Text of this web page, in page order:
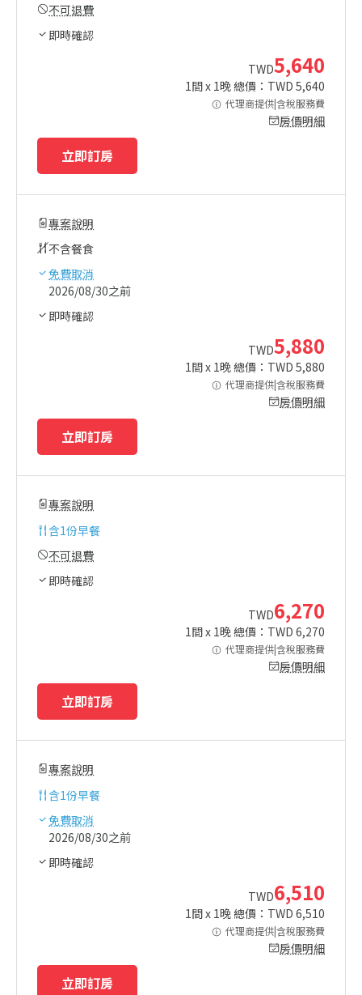
不可退費
即時確認
TWD5,640
1間 x 1晚 總價：TWD 5,640
代理商提供|含稅服務費
房價明細
立即訂房
專案說明
不含餐食
免費取消
2026/08/30之前
即時確認
TWD5,880
1間 x 1晚 總價：TWD 5,880
代理商提供|含稅服務費
房價明細
立即訂房
專案說明
含1份早餐
不可退費
即時確認
TWD6,270
1間 x 1晚 總價：TWD 6,270
代理商提供|含稅服務費
房價明細
立即訂房
專案說明
含1份早餐
免費取消
2026/08/30之前
即時確認
TWD6,510
1間 x 1晚 總價：TWD 6,510
代理商提供|含稅服務費
房價明細
立即訂房